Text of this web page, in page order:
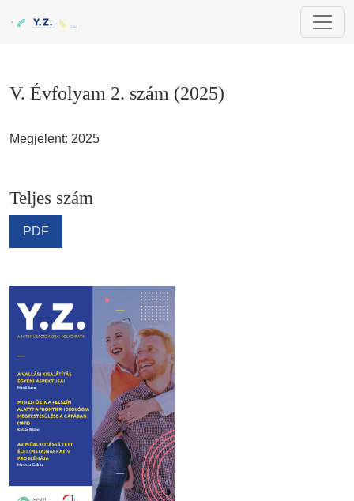
V. Évfolyam 2. szám (2025)
Megjelent: 2025
Teljes szám
PDF